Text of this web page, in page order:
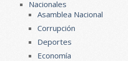
Nacionales
Asamblea Nacional
Corrupción
Deportes
Economía